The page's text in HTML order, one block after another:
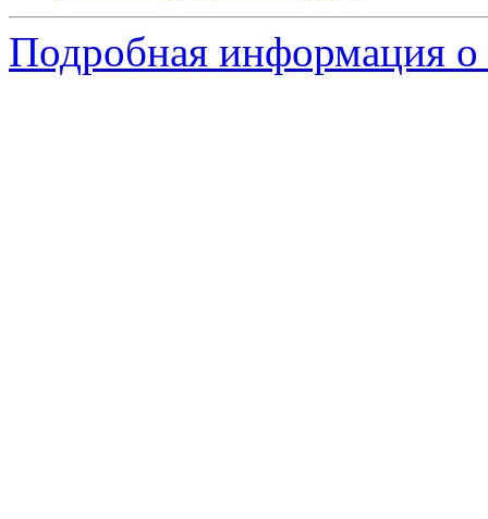
Подробная информация